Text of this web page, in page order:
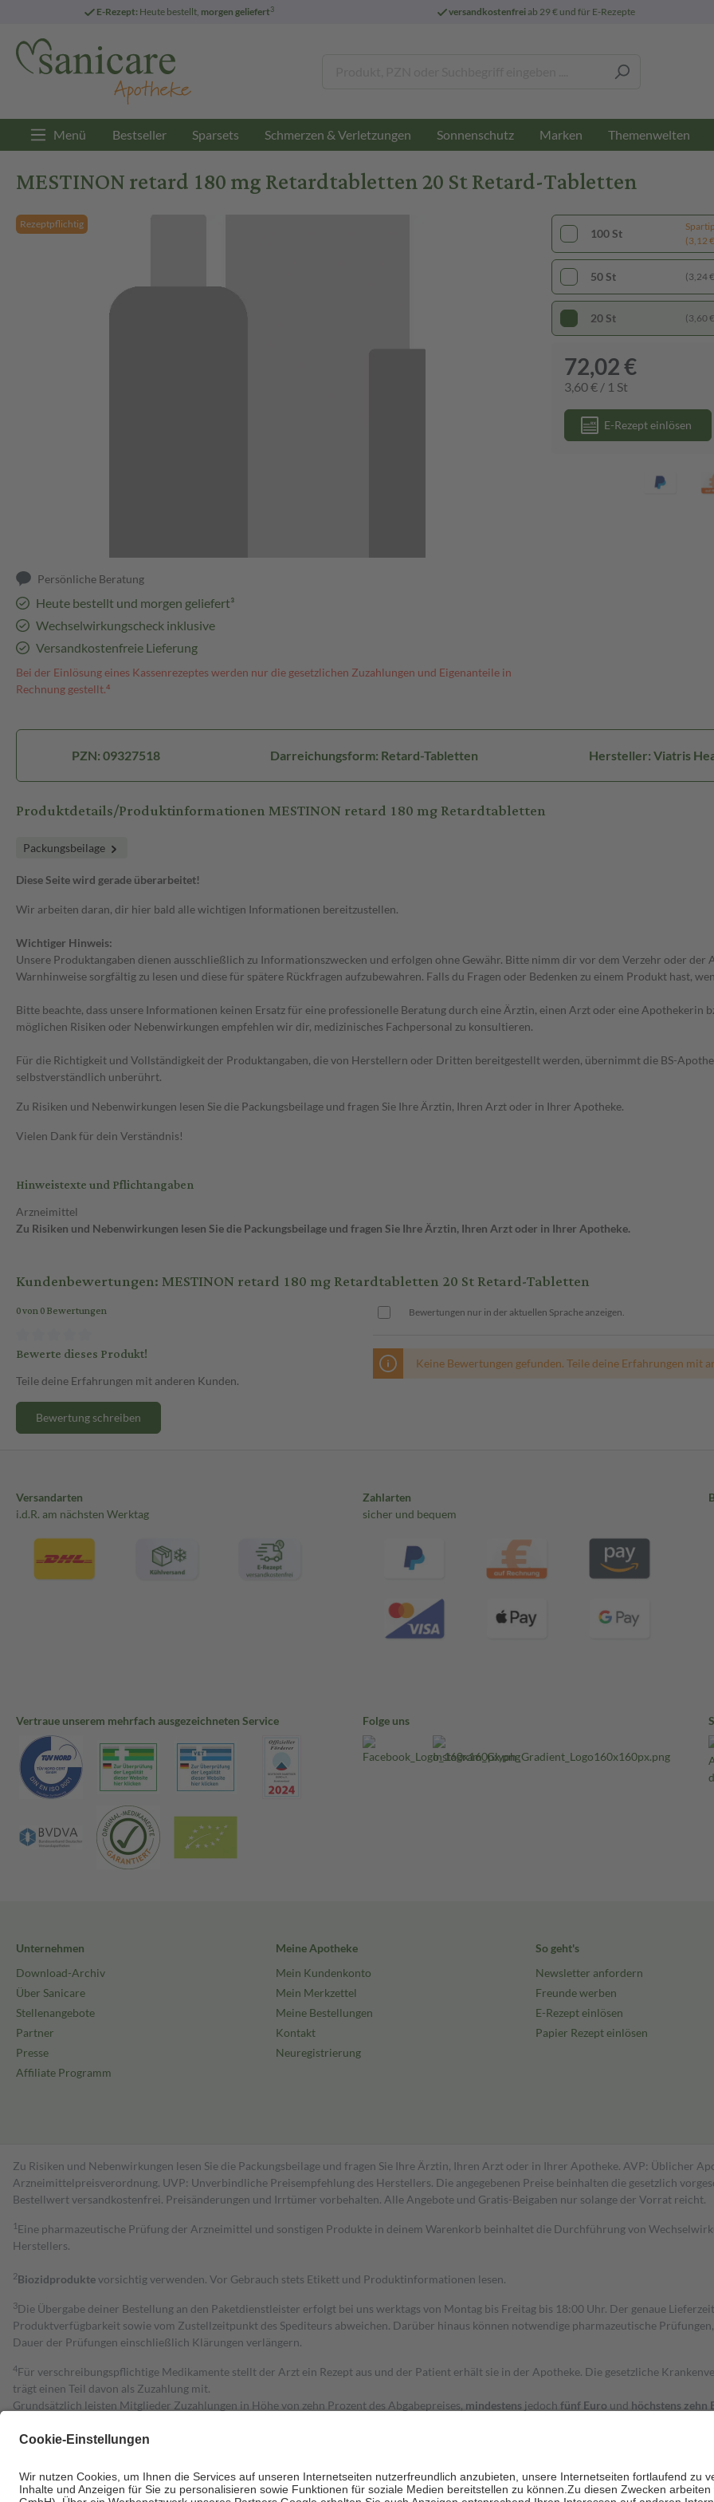
E-Rezept: Heute bestellt, morgen geliefert3 versandkostenfreiab 29 € und für E-Rezepte
Menü Bestseller Sparsets Schmerzen & Verletzungen Sonnenschutz Marken Themenwelten
MESTINON retard 180 mg Retardtabletten 20 St Retard-Tabletten
Rezeptpflichtig
Persönliche Beratung
Heute bestellt und morgen geliefert³
Wechselwirkungscheck inklusive
Versandkostenfreie Lieferung
Bei der Einlösung eines Kassenrezeptes werden nur die gesetzlichen Zuzahlungen und Eigenanteile in
Rechnung gestellt.⁴
100 St
(3,12
50 St (3,24
20 St (3,60
72,02 €
3,60 € / 1 St
E-Rezept einlösen
PZN: 09327518 Darreichungsform: Retard-Tabletten Hersteller: Viatris
Produktdetails/Produktinformationen MESTINON retard 180 mg Retardtabletten
Packungsbeilage
Diese Seite wird gerade überarbeitet!
Wir arbeiten daran, dir hier bald alle wichtigen Informationen bereitzustellen.
Wichtiger Hinweis:
Unsere Produktangaben dienen ausschließlich zu Informationszwecken und erfolgen ohne Gewähr. Bitte nimm dir vor dem Verzehr oder
Warnhinweise sorgfältig zu lesen und diese für spätere Rückfragen aufzubewahren. Falls du Fragen oder Bedenken zu einem Produkt hast,
Bitte beachte, dass unsere Informationen keinen Ersatz für eine professionelle Beratung durch eine Ärztin, einen Arzt oder eine Apothekerin
möglichen Risiken oder Nebenwirkungen empfehlen wir dir, medizinisches Fachpersonal zu konsultieren.
Für die Richtigkeit und Vollständigkeit der Produktangaben, die von Herstellern oder Dritten bereitgestellt werden, übernimmt die BS-
selbstverständlich unberührt.
Zu Risiken und Nebenwirkungen lesen Sie die Packungsbeilage und fragen Sie Ihre Ärztin, Ihren Arzt oder in Ihrer Apotheke.
Vielen Dank für dein Verständnis!
Hinweistexte und Pflichtangaben
Arzneimittel
Zu Risiken und Nebenwirkungen lesen Sie die Packungsbeilage und fragen Sie Ihre Ärztin, Ihren Arzt oder in Ihrer Apotheke.
Kundenbewertungen: MESTINON retard 180 mg Retardtabletten 20 St Retard-Tabletten
0 von 0 Bewertungen
Bewerte dieses Produkt!
Teile deine Erfahrungen mit anderen Kunden.
Bewertung schreiben
Bewertungen nur in der aktuellen Sprache anzeigen.
Keine Bewertungen gefunden. Teile deine Erfahrungen mit
Versandarten
i.d.R. am nächsten Werktag
Zahlarten
sicher und bequem
Vertraue unserem mehrfach ausgezeichneten Service Folge uns
Unternehmen
Download-Archiv
Über Sanicare
Stellenangebote
Partner
Presse
Affiliate Programm
Meine Apotheke
Mein Kundenkonto
Mein Merkzettel
Meine Bestellungen
Kontakt
Neuregistrierung
So geht's
Newsletter anfordern
Freunde werben
E-Rezept einlösen
Papier Rezept einlösen
Zu Risiken und Nebenwirkungen lesen Sie die Packungsbeilage und fragen Sie Ihre Ärztin, Ihren Arzt oder in Ihrer Apotheke. AVP: Üblicher
Arzneimittelpreisverordnung. UVP: Unverbindliche Preisempfehlung des Herstellers. Die angegebenen Preise beinhalten die gesetzlich
Bestell­wert versand­kosten­frei. Preisänderungen und Irrtümer vorbehalten. Alle Angebote und Gratis-Beigaben nur solange der Vorrat reicht.
1 Eine pharmazeutische Prüfung der Arzneimittel und sonstigen Produkte in deinem Warenkorb beinhaltet die Durchführung von
Herstellers.
2Biozidproduktevorsichtig verwenden. Vor Gebrauch stets Etikett und Produktinformationen lesen.
3Die Übergabe deiner Bestellung an den Paketdienstleister erfolgt bei uns werktags von Montag bis Freitag bis 18:00 Uhr. Der genaue
Produktverfügbarkeit sowie vom Zustellzeitpunkt des Spediteurs abweichen. Darüber hinaus können notwendige pharmazeutische
Dauer der Prüfungen einschließlich Klärungen verlängern.
4Für verschreibungspflichtige Medikamente stellt der Arzt ein Rezept aus und der Patient erhält sie in der Apotheke. Die gesetzliche
trägt einen Teil davon als Zuzahlung mit.
Grundsätzlich leisten Mitglieder Zuzahlungen in Höhe von zehn Prozent des Abgabepreises, mindestens jedoch fünf Euro und höchstens zehn
Diese Regeln gelten grundsätzlich auch für Online-Apotheken.
Um das Engagement der Versicherten für ihre eigene Gesundheit zu stärken und die besondere Stellung der Familie zu unterstützen, fallen
• Kindern und Jugendlichen bis zum vollendeten 18. Lebensjahr mit Ausnahme der Fahrkosten